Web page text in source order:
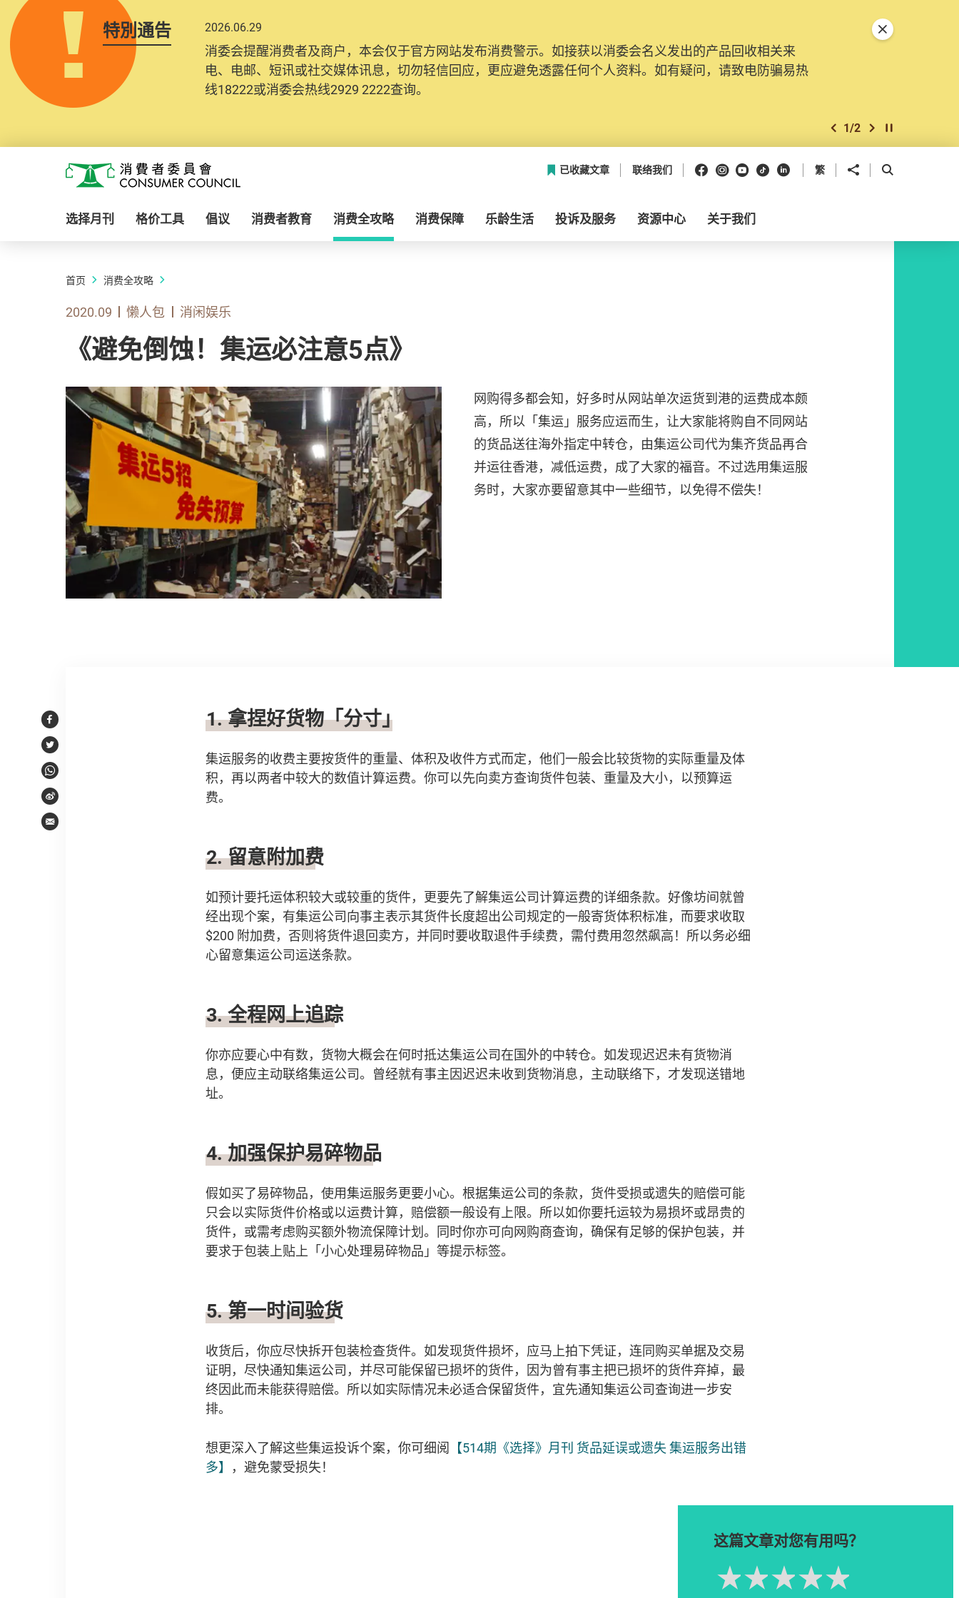
特別通告 2026.06.29
消委会提醒消费者及商户，本会仅于官方网站发布消费警示。如接获以消委会名义发出的产品回收相关来
电、电邮、短讯或社交媒体讯息，切勿轻信回应，更应避免透露任何个人资料。如有疑问，请致电防骗易热
线18222或消委会热线2929 2222查询。
上一个
1/2 下一个开始/暂停幻灯
关闭特別通告
消费者委员会
已收藏文章 联络我们 Facebook
Instagram
Youtube
抖音领英 繁 分享到 开启搜寻框
选择月刊 格价工具 倡议 消费者教育 消费全攻略 消费保障 乐龄生活 投诉及服务 资源中心 关于我们
首页 消费全攻略
2020.09 懒人包 消闲娱乐
《避免倒蚀！集运必注意5点》
网购得多都会知，好多时从网站单次运货到港的运费成本颇
高，所以「集运」服务应运而生，让大家能将购自不同网站
的货品送往海外指定中转仓，由集运公司代为集齐货品再合
并运往香港，减低运费，成了大家的福音。不过选用集运服
务时，大家亦要留意其中一些细节，以免得不偿失！
Facebook
Twitter
WhatsApp
Weibo
Email
1. 拿捏好货物「分寸」
集运服务的收费主要按货件的重量、体积及收件方式而定，他们一般会比较货物的实际重量及体
积，再以两者中较大的数值计算运费。你可以先向卖方查询货件包装、重量及大小，以预算运
费。
2. 留意附加费
如预计要托运体积较大或较重的货件，更要先了解集运公司计算运费的详细条款。好像坊间就曾
经出现个案，有集运公司向事主表示其货件长度超出公司规定的一般寄货体积标准，而要求收取
$200 附加费，否则将货件退回卖方，并同时要收取退件手续费，需付费用忽然飙高！所以务必细
心留意集运公司运送条款。
3. 全程网上追踪
你亦应要心中有数，货物大概会在何时抵达集运公司在国外的中转仓。如发现迟迟未有货物消
息，便应主动联络集运公司。曾经就有事主因迟迟未收到货物消息，主动联络下，才发现送错地
址。
4. 加强保护易碎物品
假如买了易碎物品，使用集运服务更要小心。根据集运公司的条款，货件受损或遗失的赔偿可能
只会以实际货件价格或以运费计算，赔偿额一般设有上限。所以如你要托运较为易损坏或昂贵的
货件，或需考虑购买额外物流保障计划。同时你亦可向网购商查询，确保有足够的保护包装，并
要求于包装上贴上「小心处理易碎物品」等提示标签。
5. 第一时间验货
收货后，你应尽快拆开包装检查货件。如发现货件损坏，应马上拍下凭证，连同购买单据及交易
证明，尽快通知集运公司，并尽可能保留已损坏的货件，因为曾有事主把已损坏的货件弃掉，最
终因此而未能获得赔偿。所以如实际情况未必适合保留货件，宜先通知集运公司查询进一步安
排。
想更深入了解这些集运投诉个案，你可细阅 【514期《选择》月刊 货品延误或遗失 集运服务出错
多】
，避免蒙受损失！
这篇文章对您有用吗？
Please rate 4星
3星
2星
1星